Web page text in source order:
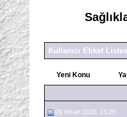
Kullanıcı Etiket
Yeni Konu
09 Nisan 2026, 15:25